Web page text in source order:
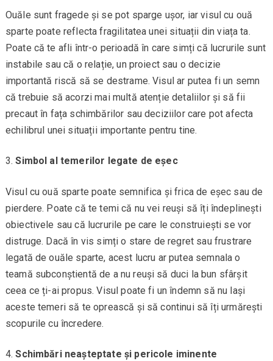
Ouăle sunt fragede și se pot sparge ușor, iar visul cu ouă
sparte poate reflecta fragilitatea unei situații din viața ta.
Poate că te afli într-o perioadă în care simți că lucrurile sunt
instabile sau că o relație, un proiect sau o decizie
importantă riscă să se destrame. Visul ar putea fi un semn
că trebuie să acorzi mai multă atenție detaliilor și să fii
precaut în fața schimbărilor sau deciziilor care pot afecta
echilibrul unei situații importante pentru tine.
Simbol al temerilor legate de eșec
Visul cu ouă sparte poate semnifica și frica de eșec sau de
pierdere. Poate că te temi că nu vei reuși să îți îndeplinești
obiectivele sau că lucrurile pe care le construiești se vor
distruge. Dacă în vis simți o stare de regret sau frustrare
legată de ouăle sparte, acest lucru ar putea semnala o
teamă subconștientă de a nu reuși să duci la bun sfârșit
ceea ce ți-ai propus. Visul poate fi un îndemn să nu lași
aceste temeri să te oprească și să continui să îți urmărești
scopurile cu încredere.
Schimbări neașteptate și pericole iminente